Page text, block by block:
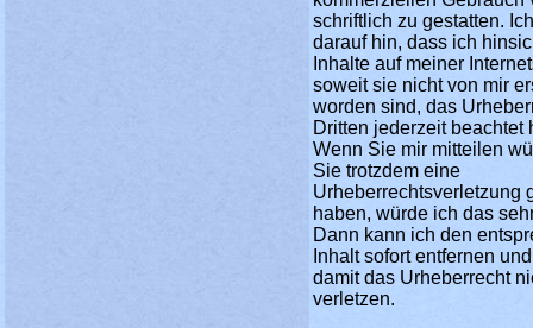
schriftlich zu gestatten.
darauf hin, dass ich
Inhalte auf meiner
soweit sie nicht von mir
worden sind, das
Dritten jederzeit beachtet
Wenn Sie mir mitteilen
Sie trotzdem eine
Urheberrechtsverletzung
haben, würde ich das
Dann kann ich den
Inhalt sofort entfernen
damit das Urheberrecht
verletzen.